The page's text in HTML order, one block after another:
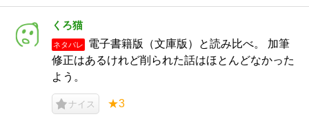
くろ猫
ネタバレ
電子書籍版（文庫版）と読み比べ。 加筆
修正はあるけれど削られた話はほとんどなかった
よう。
ナイス ★3